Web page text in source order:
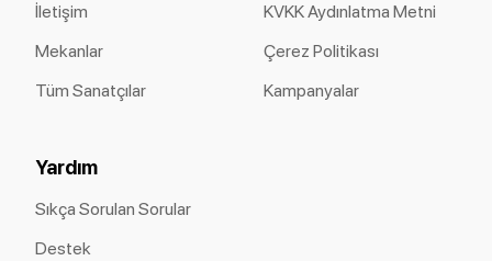
İletişim
Mekanlar
Tüm Sanatçılar
KVKK Aydınlatma Metni
Çerez Politikası
Kampanyalar
Yardım
Sıkça Sorulan Sorular
Destek